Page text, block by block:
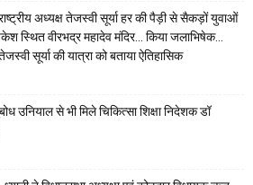
अध्यक्ष तेजस्वी सूर्या हर की पैड़ी से सैकड़ों युवाओं
वीरभद्र महादेव मंदिर… किया जलाभिषेक…
सूर्या की यात्रा को बताया ऐतिहासिक
उनियाल से भी मिले चिकित्सा शिक्षा निदेशक डॉ